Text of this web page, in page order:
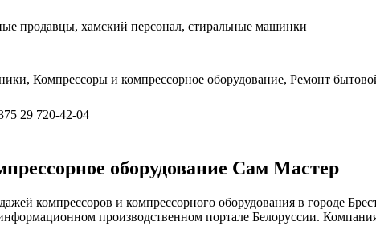
продавцы, хамский персонал, стиральные машинки
Компрессоры и компрессорное оборудование, Ремонт
29 720-42-04
оборудование Сам Мастер
компрессоров и компрессорного оборудования в городе
производственном портале Белоруссии. Компания